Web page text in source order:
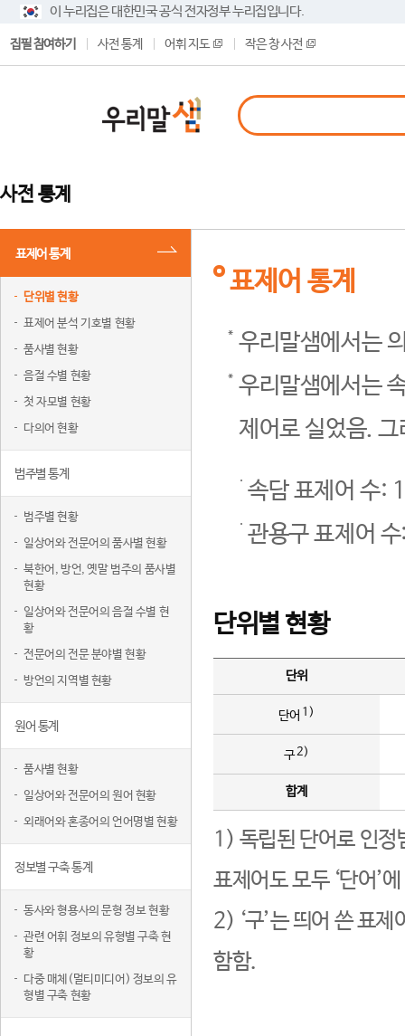
이 누리집은 대한민국 공식 전자정부 누리집입니다.
집필 참여하기 사전 통계 어휘 지도 작은 창 사전
사전 통계
표제어 통계
단위별 현황
표제어 분석 기호별 현황
품사별 현황
음절 수별 현황
첫 자모별 현황
다의어 현황
범주별 통계
범주별 현황
일상어와 전문어의 품사별 현황
북한어, 방언, 옛말 범주의 품사별
현황
일상어와 전문어의 음절 수별 현
황
전문어의 전문 분야별 현황
방언의 지역별 현황
원어 통계
품사별 현황
일상어와 전문어의 원어 현황
외래어와 혼종어의 언어명별 현황
정보별 구축 통계
동사와 형용사의 문형 정보 현황
관련 어휘 정보의 유형별 구축 현
황
다중 매체(멀티미디어) 정보의 유
형별 구축 현황
표제어 통계
우리말샘에서는
우리말샘에서는
제어로 실었음.
속담 표제어 수:
관용구 표제어
단위별 현황
단위
단어 1)
구2)
합계
1) 독립된 단어로 인정
표제어도 모두 ‘단어’
2) ‘구’는 띄어 쓴 표
함함.